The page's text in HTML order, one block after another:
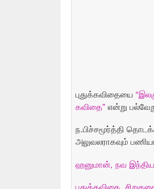
புதுக்கவிதையை
கவிதை” என்று
ந.பிச்சமூர்த்தி
அலுவலராகவும்
ஹனுமான், நவ